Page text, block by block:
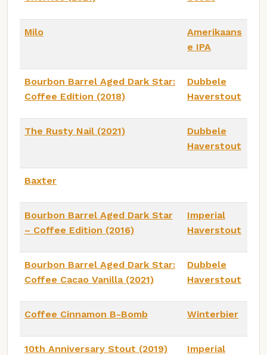
Milo
Amerikaans
e IPA
Bourbon Barrel Aged Dark Star:
Coffee Edition (2018)
Dubbele
Haverstout
The Rusty Nail (2021)
Dubbele
Haverstout
Baxter
Bourbon Barrel Aged Dark Star
– Coffee Edition (2016)
Imperial
Haverstout
Bourbon Barrel Aged Dark Star:
Coffee Cacao Vanilla (2021)
Dubbele
Haverstout
Coffee Cinnamon B-Bomb Winterbier
10th Anniversary Stout (2019)
Imperial